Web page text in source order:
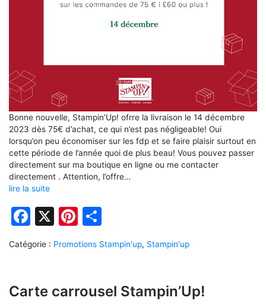
Bonne nouvelle, Stampin’Up! ofrre la livraison le 14 décembre
2023 dès 75€ d’achat, ce qui n’est pas négligeable! Oui
lorsqu’on peu économiser sur les fdp et se faire plaisir surtout en
cette période de l’année quoi de plus beau! Vous pouvez passer
directement sur ma boutique en ligne ou me contacter
directement . Attention, l’offre…
lire la suite
Facebook
X Pinterest
Catégorie : Promotions Stampin'up, Stampin'up
Carte carrousel Stampin’Up!